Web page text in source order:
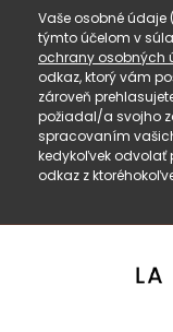
Vaše osobné
týmto účelom v
ochrany osobných
odkaz, ktorý vám
zároveň
požiadal/a svojho
spracovaním
kedykoľvek odvolať
odkaz z